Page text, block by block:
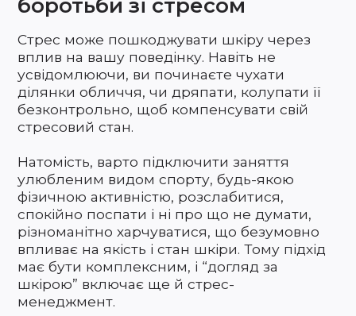
боротьби зі стресом
Стрес може пошкоджувати шкіру через
вплив на вашу поведінку. Навіть не
усвідомлюючи, ви починаєте чухати
ділянки обличчя, чи дряпати, колупати її
безконтрольно, щоб компенсувати свій
стресовий стан.
Натомість, варто підключити заняття
улюбленим видом спорту, будь-якою
фізичною активністю, розслабитися,
спокійно поспати і ні про що не думати,
різноманітно харчуватися, що безумовно
впливає на якість і стан шкіри. Тому підхід
має бути комплексним, і “догляд за
шкірою” включає ще й стрес-
менеджмент.